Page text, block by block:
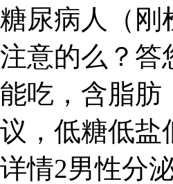
糖尿病人（刚
注意的么？答
能吃，含脂肪
议，低糖低盐
详情2男性分